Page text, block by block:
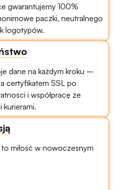
gwarantujemy 100%
paczki, neutralnego
logotypów.
dane na każdym kroku –
certyfikatem SSL po
i współpracę ze
kurierami.
miłość w nowoczesnym